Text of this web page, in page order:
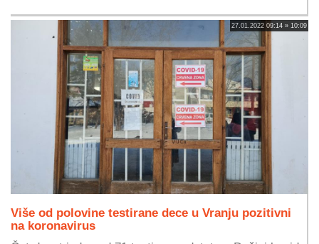
27.01.2022 09:14 » 10:09
Više od polovine testirane dece u Vranju pozitivni
na koronavirus